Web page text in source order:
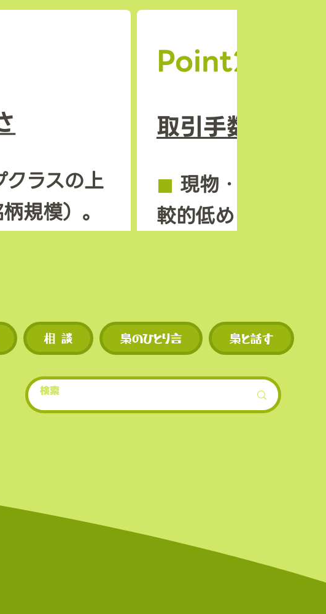
ラスの上
規模）。
ラスの上
柄規模）。
コインも早
世界的に
場数を誇る
Point2
取引手数料の
◼︎ 現物・先物とも
較的低めに設定さ
現物・先物ともに
的低めに設定され
相 談 梟のひとり言 梟と話す